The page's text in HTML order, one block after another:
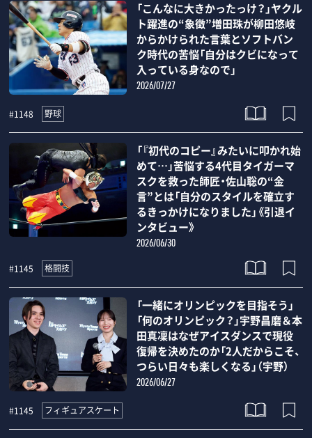
「こんなに大きかったっけ？」ヤクル
ト躍進の“象徴”増田珠が柳田悠岐
からかけられた言葉とソフトバン
ク時代の苦悩「自分はクビになって
入っている身なので」
2026/07/27
#1148 野球
「『初代のコピー』みたいに叩かれ始
めて…」苦悩する4代目タイガーマ
スクを救った師匠・佐山聡の“金
言”とは「自分のスタイルを確立す
るきっかけになりました」《引退イ
ンタビュー》
2026/06/30
#1145 格闘技
「一緒にオリンピックを目指そう」
「何のオリンピック？」宇野昌磨＆本
田真凜はなぜアイスダンスで現役
復帰を決めたのか「2人だからこそ、
つらい日々も楽しくなる」（宇野）
2026/06/27
#1145 フィギュアスケート